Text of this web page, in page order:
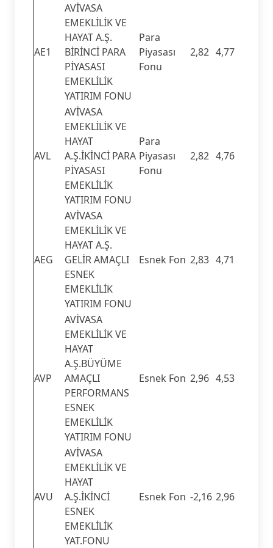
AE1
AVİVASA
EMEKLİLİK VE
HAYAT A.Ş.
BİRİNCİ PARA
PİYASASI
EMEKLİLİK
YATIRIM FONU
Para
Piyasası
Fonu
2,82 4,77
AVL
AVİVASA
EMEKLİLİK VE
HAYAT
A.Ş.İKİNCİ PARA
PİYASASI
EMEKLİLİK
YATIRIM FONU
Para
Piyasası
Fonu
2,82 4,76
AEG
AVİVASA
EMEKLİLİK VE
HAYAT A.Ş.
GELİR AMAÇLI
ESNEK
EMEKLİLİK
YATIRIM FONU
Esnek Fon 2,83 4,71
AVP
AVİVASA
EMEKLİLİK VE
HAYAT
A.Ş.BÜYÜME
AMAÇLI
PERFORMANS
ESNEK
EMEKLİLİK
YATIRIM FONU
Esnek Fon 2,96 4,53
AVU
AVİVASA
EMEKLİLİK VE
HAYAT
A.Ş.İKİNCİ
ESNEK
EMEKLİLİK
YAT.FONU
Esnek Fon -2,16 2,96